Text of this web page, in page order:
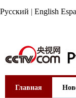
Русский | English
Главная